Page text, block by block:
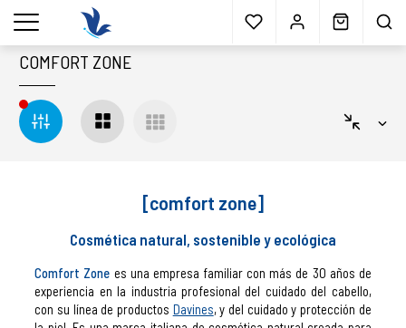
Envío gratisa partir 40€* Muestras gratis Blog
menu
COMFORT ZONE
[comfort zone]
Cosmética natural, sostenible y ecológica
Comfort Zone es una empresa familiar con más de 30 años de
experiencia en la industria profesional del cuidado del cabello,
con su línea de productos Davines, y del cuidado y protección de